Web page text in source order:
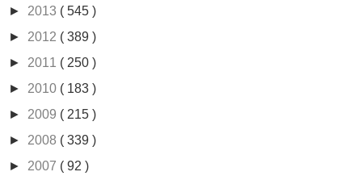
► 2013 ( 545 )
► 2012 ( 389 )
► 2011 ( 250 )
► 2010 ( 183 )
► 2009 ( 215 )
► 2008 ( 339 )
► 2007 ( 92 )